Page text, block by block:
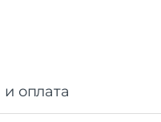
и оплата